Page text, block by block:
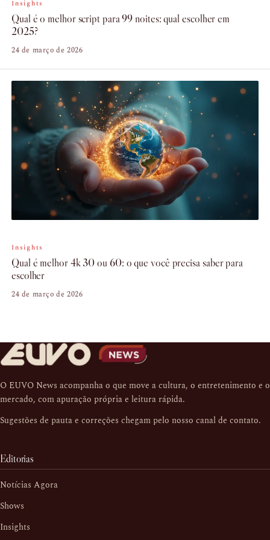
Insights
Qual é o melhor script para 99 noites: qual escolher em
2025?
24 de março de 2026
Insights
Qual é melhor 4k 30 ou 60: o que você precisa saber para
escolher
24 de março de 2026
O EUVO News acompanha o que move a cultura, o entretenimento e o
mercado, com apuração própria e leitura rápida.
Sugestões de pauta e correções chegam pelo nosso canal de contato.
Editorias
Notícias Agora
Shows
Insights